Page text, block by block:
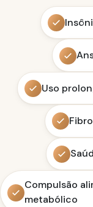
Uso
Compulsão
metabólico